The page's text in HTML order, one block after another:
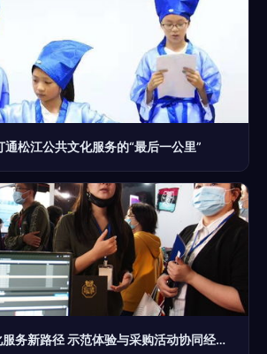
松江公共文化服务的“最后一公里”
上海探索公共文化服务新路径 示范体验与采购活动协同经纪人服务引领创新